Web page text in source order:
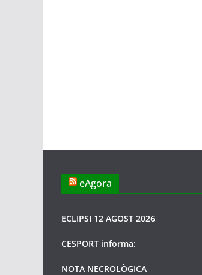
eAgora
ECLIPSI 12 AGOST 2026
CESPORT informa:
NOTA NECROLÒGICA